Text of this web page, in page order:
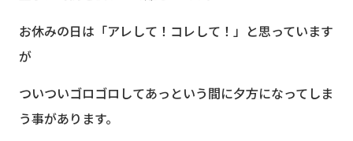
お休みの日は「アレして！コレして！」と思っています
が
ついついゴロゴロしてあっという間に夕方になってしま
う事があります。